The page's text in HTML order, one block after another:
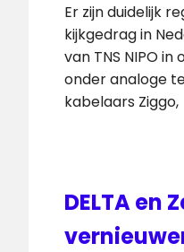
Er zijn duidelijk
kijkgedrag in
van TNS NIPO
onder analoge
kabelaars Ziggo,
DELTA en